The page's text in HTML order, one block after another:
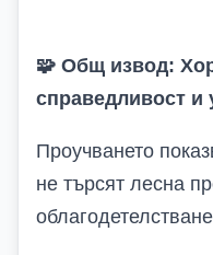
🧩 Общ извод:
справедливост и
Проучването
не търсят лесна